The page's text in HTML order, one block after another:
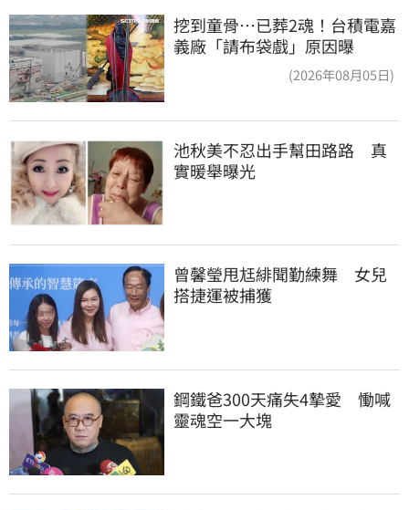
挖到童骨…已葬2魂！台積電嘉
義廠「請布袋戲」原因曝
(2026年08月05日)
池秋美不忍出手幫田路路　真
實暖舉曝光
曾馨瑩甩尪緋聞勤練舞　女兒
搭捷運被捕獲
鋼鐵爸300天痛失4摯愛　慟喊
靈魂空一大塊